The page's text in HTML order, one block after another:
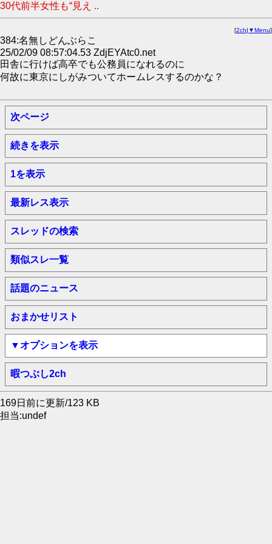
30代前半女性も“見え ..
[2ch| ▼Menu]
384:名無しどんぶらこ
25/02/09 08:57:04.53 ZdjEYAtc0.net
田舎に行けば高卒でも公務員になれるのに
何故に東京にしがみついてホームレスするのかな？
次ページ
続きを表示
1を表示
最新レス表示
スレッドの検索
類似スレ一覧
話題のニュース
おまかせリスト
▼オプションを表示
暇つぶし2ch
169日前に更新/123 KB
担当:undef